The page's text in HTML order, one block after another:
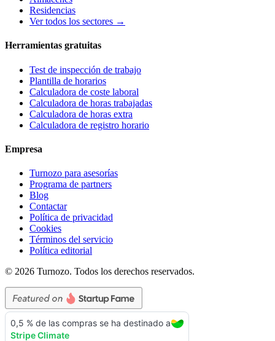
Residencias
Ver todos los sectores →
Herramientas gratuitas
Test de inspección de trabajo
Plantilla de horarios
Calculadora de coste laboral
Calculadora de horas trabajadas
Calculadora de horas extra
Calculadora de registro horario
Empresa
Turnozo para asesorías
Programa de partners
Blog
Contactar
Política de privacidad
Cookies
Términos del servicio
Política editorial
© 2026 Turnozo. Todos los derechos reservados.